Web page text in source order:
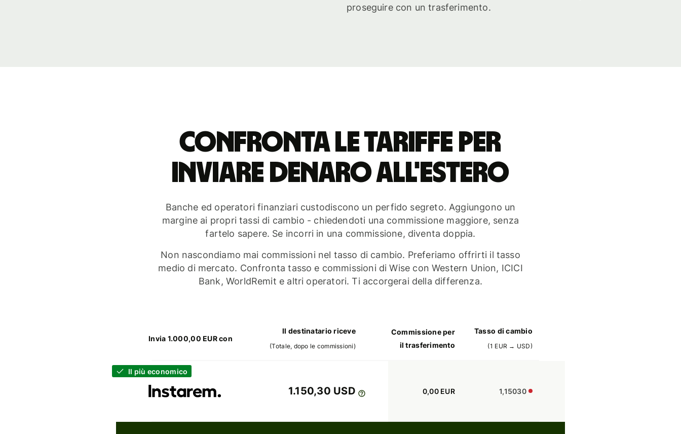
proseguire con un trasferimento.
Confronta le tariffe per
inviare denaro all'estero
Banche ed operatori finanziari custodiscono un perfido segreto. Aggiungono un
margine ai propri tassi di cambio - chiedendoti una commissione maggiore, senza
fartelo sapere. Se incorri in una commissione, diventa doppia.
Non nascondiamo mai commissioni nel tasso di cambio. Preferiamo offrirti il tasso
medio di mercato. Confronta tasso e commissioni di Wise con Western Union, ICICI
Bank, WorldRemit e altri operatori. Ti accorgerai della differenza.
Invia 1.000,00 EUR con
Il destinatario riceve
(Totale, dopo le commissioni)
Commissione per
il trasferimento
Tasso di cambio
(1 EUR → USD)
Il più economico
1.150,30 USD 0,00 EUR 1,15030